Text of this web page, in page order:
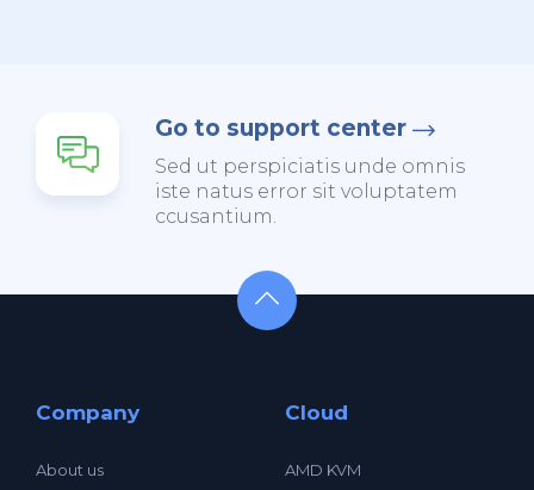
Go to support center
Sed ut perspiciatis unde omnis
iste natus error sit voluptatem
ccusantium.
Company
About us
Cloud
AMD KVM